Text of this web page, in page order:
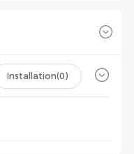
Installation(0)